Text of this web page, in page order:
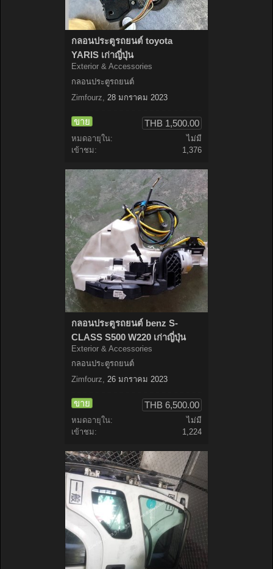
กลอนประตูรถยนต์ toyota
YARIS เก่าญี่ปุ่น
Exterior & Accessories
กลอนประตูรถยนต์
Zimfourz
28 มกราคม 2023
ขาย THB 1,500.00
หมดอายุใน:
ไม่มี
เข้าชม:
1,376
กลอนประตูรถยนต์ benz S-
CLASS S500 W220 เก่าญี่ปุ่น
Exterior & Accessories
กลอนประตูรถยนต์
Zimfourz, 26 มกราคม 2023
ขาย THB 6,500.00
หมดอายุใน:
ไม่มี
เข้าชม:
1,224